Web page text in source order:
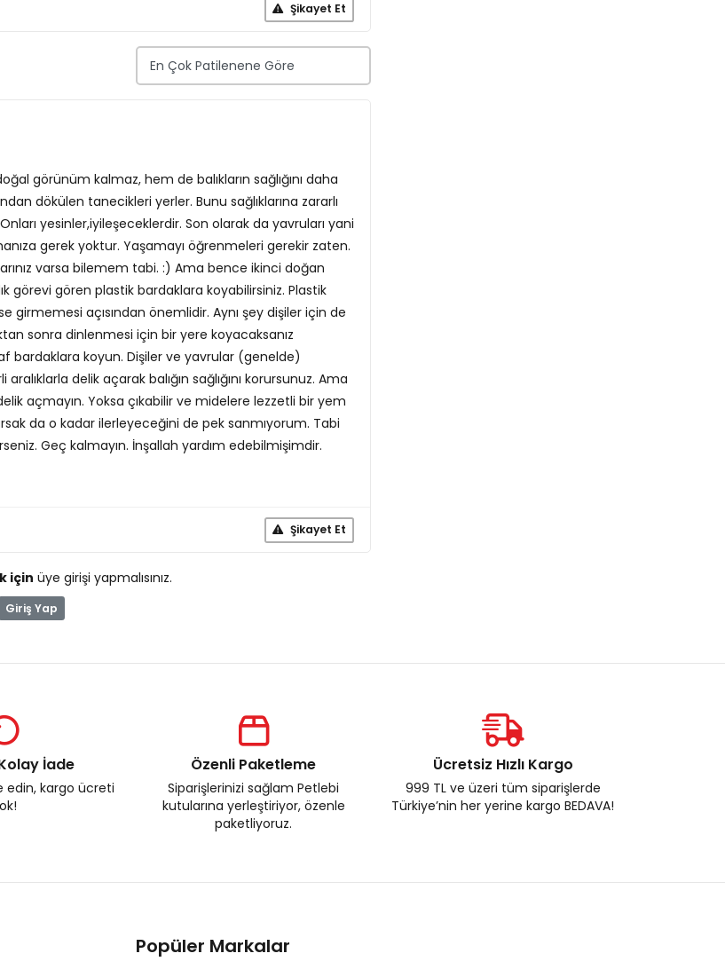
Şikayet Et
görünüm kalmaz, hem de balıkların sağlığını daha
dökülen tanecikleri yerler. Bunu sağlıklarına zararlı
yesinler,iyileşeceklerdir. Son olarak da yavruları yani
gerek yoktur. Yaşamayı öğrenmeleri gerekir zaten.
varsa bilemem tabi. :) Ama bence ikinci doğan
görevi gören plastik bardaklara koyabilirsiniz. Plastik
girmemesi açısından önemlidir. Aynı şey dişiler için de
sonra dinlenmesi için bir yere koyacaksanız
bardaklara koyun. Dişiler ve yavrular (genelde)
delik açarak balığın sağlığını korursunuz. Ama
açmayın. Yoksa çıkabilir ve midelere lezzetli bir yem
da o kadar ilerleyeceğini de pek sanmıyorum. Tabi
Geç kalmayın. İnşallah yardım edebilmişimdir.
Şikayet Et
için üye girişi yapmalısınız.
Giriş Yap
İade
edin, kargo ücreti
Özenli Paketleme
Siparişlerinizi sağlam Petlebi
kutularına yerleştiriyor, özenle
paketliyoruz.
Ücretsiz Hızlı Kargo
999 TL ve üzeri tüm siparişlerde
Türkiye’nin her yerine kargo BEDAVA!
Popüler Markalar